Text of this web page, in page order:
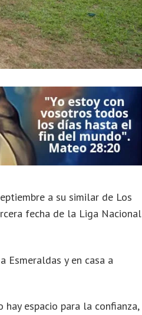
a su similar de Los
fecha de la Liga Nacional
y en casa a
espacio para la confianza,